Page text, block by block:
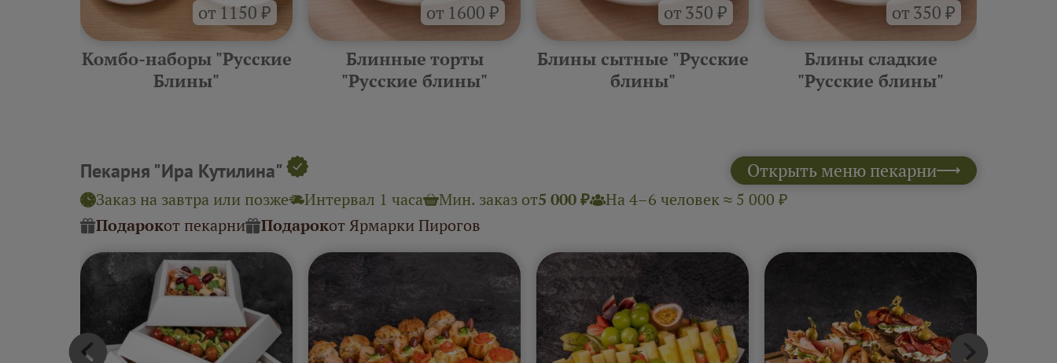
от 1150 ₽
Комбо-наборы "Русские
Блины"
от 1600 ₽
Блинные торты
"Русские блины"
от 350 ₽
Блины сытные "Русские
блины"
от 350 ₽
Блины сладкие
"Русские блины"
Пекарня "Ира Кутилина" Открыть меню пекарни
Заказ на завтра или позже Интервал 1 часа Мин. заказ от5 000 ₽
На 4–6 человек ≈ 5 000 ₽
Подарокот пекарни Подарокот Ярмарки Пирогов